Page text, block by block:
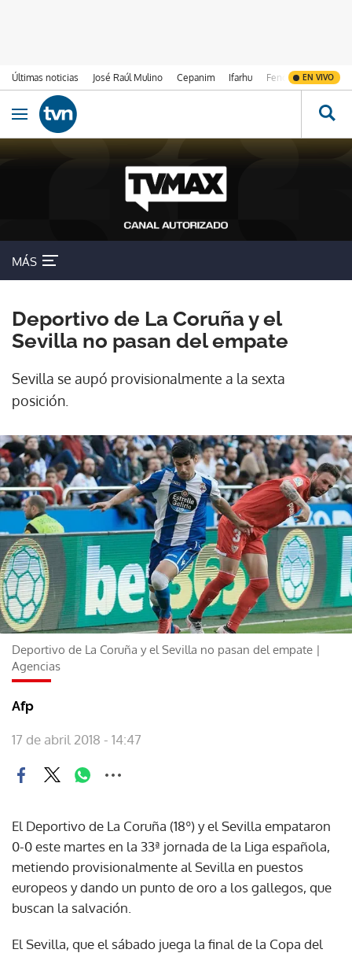
Últimas noticias José Raúl Mulino Cepanim Ifarhu Fenómeno de El
EN VIVO
Ir al contenido
Obrir navegació
MÁS
Deportivo de La Coruña y el
Sevilla no pasan del empate
Sevilla se aupó provisionalmente a la sexta
posición.
Deportivo de La Coruña y el Sevilla no pasan del empate |
Agencias
Afp
17 de abril 2018 - 14:47
El Deportivo de La Coruña (18º) y el Sevilla empataron
0-0 este martes en la 33ª jornada de la Liga española,
metiendo provisionalmente al Sevilla en puestos
europeos y dando un punto de oro a los gallegos, que
buscan la salvación.
El Sevilla, que el sábado juega la final de la Copa del